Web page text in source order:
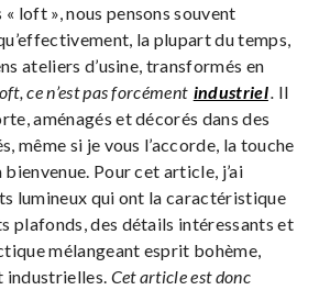
« loft », nous pensons souvent
la plupart du temps,
ateliers d’usine, transformés en
ce n’est pas forcément industriel Il
aménagés et décorés dans des
même si je vous l’accorde, la touche
bienvenue. Pour cet article, j’ai
lumineux qui ont la caractéristique
plafonds, des détails intéressants et
mélangeant esprit bohème,
industrielles. Cet article est donc